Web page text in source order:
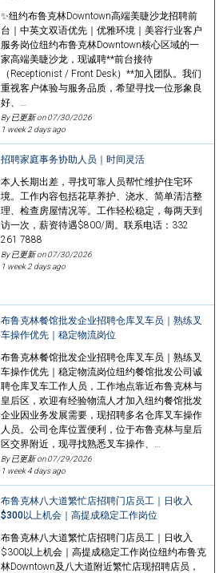
✨纽约布鲁克林Downtown高端美睫沙龙招聘前
台｜中英文双语优先｜优雅环境｜美容行业客户
服务岗位纽约布鲁克林Downtown核心区域的一
家高端美睫沙龙，现诚聘**前台接待
（Receptionist / Front Desk）**加入团队。我们
重视客户体验与服务品质，希望寻找一位形象良
好、…
By 已更新 on07/30/2026
1 week 2 days ago
招聘家庭事务协助人员｜时间灵活
本人长期出差，寻找可靠人员帮忙维护住宅环
境。工作内容包括花草养护、浇水、简单清洁整
理、检查房屋情况等。工作轻松稳定，每两天到
访一次，薪资待遇$800/周。联系电话：332
261 7888
By 已更新 on07/30/2026
1 week 2 days ago
布鲁克林餐馆批发企业招聘仓库叉车员｜熟练叉
车操作优先｜稳定物流岗位
布鲁克林餐馆批发企业招聘仓库叉车员｜熟练叉
车操作优先｜稳定物流岗位纽约餐馆批发公司诚
聘仓库叉车工作人员，工作地点靠近布鲁克林与
皇后区，欢迎有经验物流人才加入纽约餐馆批发
企业因业务发展需要，现招聘多名仓库叉车操作
人员。公司仓库位置便利，位于布鲁克林与皇后
区交界附近，现寻找熟悉叉车操作、…
By 已更新 on07/29/2026
1 week 4 days ago
布鲁克林八大道繁忙店招聘门店员工｜日收入
$300以上机会｜高提成稳定工作岗位
布鲁克林八大道繁忙店招聘门店员工｜日收入
$300以上机会｜高提成稳定工作岗位纽约布鲁克
林Downtown及八大道附近繁忙店现招聘店员，